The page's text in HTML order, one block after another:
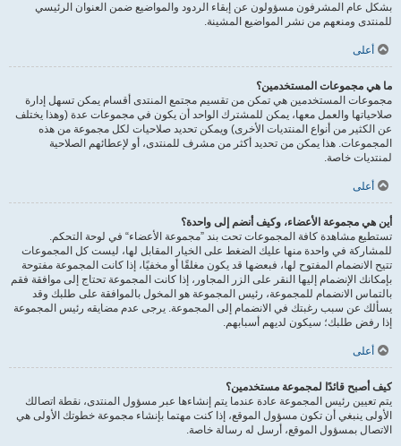
بشكل عام المشرفون مسؤولون عن إبقاء الردود والمواضيع ضمن العنوان الرئيسي
للمنتدى ومنعهم من نشر المواضيع المشينة.
أعلى
ما هي مجموعات المستخدمين؟
مجموعات المستخدمين هي تمكن من تقسيم مجتمع المنتدى أقسام يمكن تسهل إدارة
صلاحياتها والعمل معها، يمكن للمشترك الواحد أن يكون في مجموعات عدة (وهذا يختلف
عن الكثير من أنواع المنتديات الأخرى) ويمكن تحديد صلاحيات لكل مجموعة من هذه
المجموعات. هذا يمكن من تحديد أكثر من مشرف للمنتدى، أو لإعطائهم الصلاحية
لمنتديات خاصة.
أعلى
أين هي مجموعة الأعضاء، وكيف أنضم إلى واحدة؟
تستطيع مشاهدة كافة المجموعات تحت بند ”مجموعة الأعضاء“ في لوحة التحكم.
للمشاركة في واحدة منها عليك الضغط على الخيار المقابل لها، ليست كل المجموعات
تتيح الانضمام المفتوح لها، فبعضها قد يكون مغلقًا أو مخفيًا، إذا كانت المجموعة مفتوحة
بإمكانك الإنضمام إليها النقر على الزر المجاور، إذا كانت المجموعة تحتاج إلى موافقة فقم
بالتماس الانضمام للمجموعة، رئيس المجموعة هو المخول بالموافقة على طلبك وقد
يسألك عن سبب رغبتك في الانضمام إلى المجموعة. يرجى عدم مضايقه رئيس المجموعة
إذا رفض طلبك؛ سيكون لديهم أسبابهم.
أعلى
كيف أصبح قائدًا لمجموعة مستخدمين؟
يتم تعيين رئيس المجموعة عادة عندما يتم إنشاءها عبر مسؤول المنتدى، نقطة اتصالك
الأولى ينبغي أن تكون مسؤول الموقع، إذا كنت مهتما بإنشاء مجموعة خطوتك الأولى هي
الاتصال بمسؤول الموقع، أرسل له رسالة خاصة.